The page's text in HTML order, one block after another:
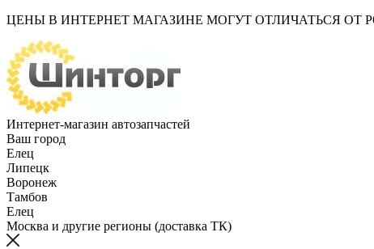
ЦЕНЫ В ИНТЕРНЕТ МАГАЗИНЕ МОГУТ ОТЛИЧАТЬСЯ
Интернет-магазин автозапчастей
Ваш город
Елец
Липецк
Воронеж
Тамбов
Елец
Москва и другие регионы (доставка ТК)